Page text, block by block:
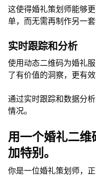
这使得婚礼策划师能够
单，而无需再制作另一套
实时跟踪和分析
使用动态二维码为婚礼
了有价值的洞察，更有效
通过实时跟踪和数据分
情况。
用一个婚礼二
加特别。
你是一位婚礼策划师，